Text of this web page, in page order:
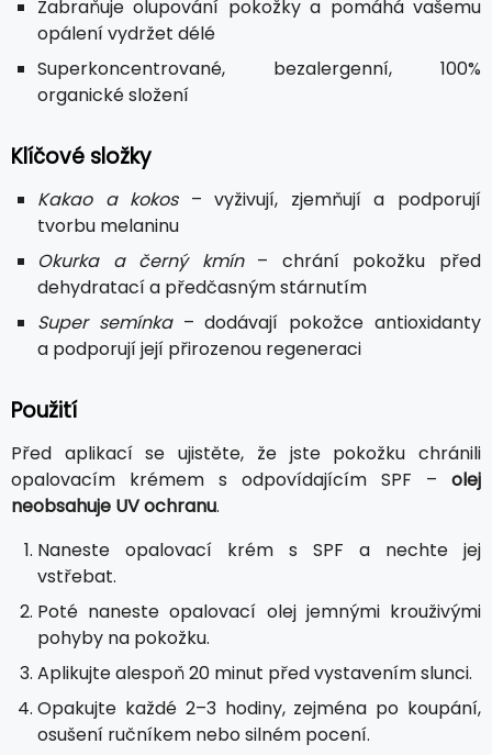
Zabraňuje olupování pokožky a pomáhá vašemu
opálení vydržet délé
Superkoncentrované, bezalergenní, 100%
organické složení
Klíčové složky
Kakao a kokos– vyživují, zjemňují a podporují
tvorbu melaninu
Okurka a černý kmín– chrání pokožku před
dehydratací a předčasným stárnutím
Super semínka– dodávají pokožce antioxidanty
a podporují její přirozenou regeneraci
Použití
Před aplikací se ujistěte, že jste pokožku chránili
opalovacím krémem s odpovídajícím SPF – olej
neobsahuje UV ochranu.
Naneste opalovací krém s SPF a nechte jej
vstřebat.
Poté naneste opalovací olej jemnými krouživými
pohyby na pokožku.
Aplikujte alespoň 20 minut před vystavením slunci.
Opakujte každé 2–3 hodiny, zejména po koupání,
osušení ručníkem nebo silném pocení.